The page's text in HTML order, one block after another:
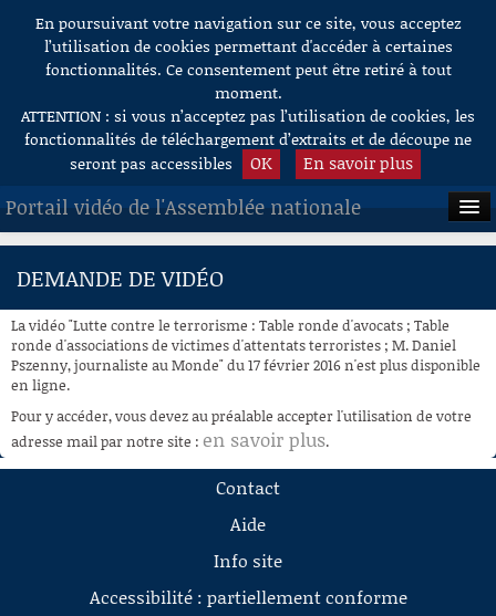
Aller au contenu
En poursuivant votre navigation sur ce site, vous acceptez
l’utilisation de cookies permettant d'accéder à certaines
fonctionnalités. Ce consentement peut être retiré à tout
moment.
ATTENTION : si vous n’acceptez pas l’utilisation de cookies, les
fonctionnalités de téléchargement d’extraits et de découpe ne
seront pas accessibles
OK En savoir plus
Portail vidéo de l'Assemblée nationale
ACCUEIL
À LA DEMANDE
RECHERCHE
AIDE À LA DÉCOUPE
DE VIDÉOS
DEMANDE DE VIDÉO
La vidéo "Lutte contre le terrorisme : Table ronde d'avocats ; Table
ronde d'associations de victimes d'attentats terroristes ; M. Daniel
Pszenny, journaliste au Monde" du 17 février 2016 n'est plus disponible
en ligne.
Pour y accéder, vous devez au préalable accepter l'utilisation de votre
adresse mail par notre site : en savoir plus.
Contact
Aide
Info site
Accessibilité : partiellement conforme